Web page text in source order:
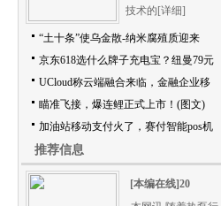
技术的 [详细]
“土十条”使乌金散-纳米腐殖质迎来
京东618选什么牌子充电宝？纽曼79元
UCloud称云端融合来临，金融企业移
瞄准飞接，爆连鲤正式上市！(图文)
加油站移动支付火了，赛付智能pos机
推荐信息
[本编在线]20